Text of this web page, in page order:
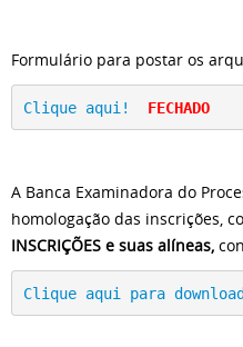
Formulário para postar os
Clique aqui! FECHADO
A Banca Examinadora do
homologação das inscrições,
INSCRIÇÕES e suas alíneas,
Clique aqui para